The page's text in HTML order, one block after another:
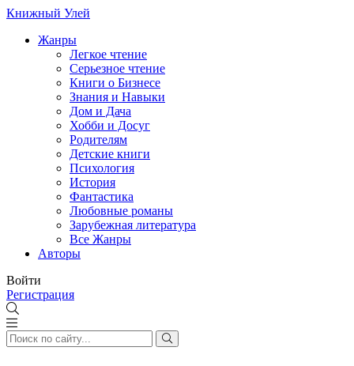
Книжный Улей
Жанры
Легкое чтение
Серьезное чтение
Книги о Бизнесе
Знания и Навыки
Дом и Дача
Хобби и Досуг
Родителям
Детские книги
Психология
История
Фантастика
Любовные романы
Зарубежная литература
Все Жанры
Авторы
Войти
Регистрация